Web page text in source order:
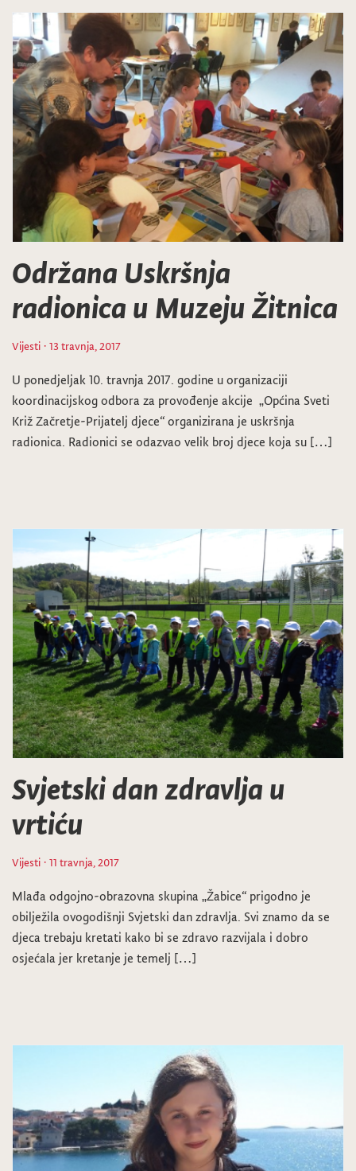
Održana Uskršnja
radionica u Muzeju Žitnica
Vijesti · 13 travnja, 2017
U ponedjeljak 10. travnja 2017. godine u organizaciji
koordinacijskog odbora za provođenje akcije „Općina Sveti
Križ Začretje-Prijatelj djece“ organizirana je uskršnja
radionica. Radionici se odazvao velik broj djece koja su […]
Svjetski dan zdravlja u
vrtiću
Vijesti · 11 travnja, 2017
Mlađa odgojno-obrazovna skupina „Žabice“ prigodno je
obilježila ovogodišnji Svjetski dan zdravlja. Svi znamo da se
djeca trebaju kretati kako bi se zdravo razvijala i dobro
osjećala jer kretanje je temelj […]